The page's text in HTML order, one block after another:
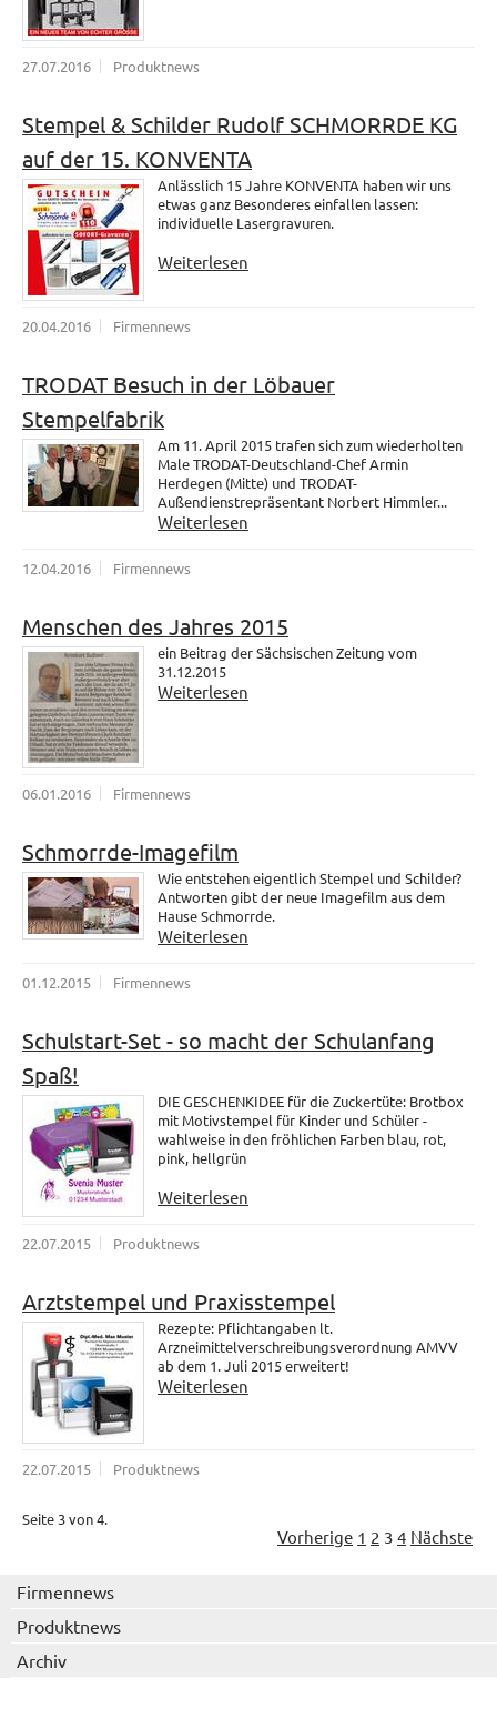
27.07.2016 Produktnews
Stempel & Schilder Rudolf SCHMORRDE KG
auf der 15. KONVENTA
Anlässlich 15 Jahre KONVENTA haben wir uns
etwas ganz Besonderes einfallen lassen:
individuelle Lasergravuren.
Weiterlesen
20.04.2016 Firmennews
TRODAT Besuch in der Löbauer
Stempelfabrik
Am 11. April 2015 trafen sich zum wiederholten
Male TRODAT-Deutschland-Chef Armin
Herdegen (Mitte) und TRODAT-
Außendienstrepräsentant Norbert Himmler...
Weiterlesen
12.04.2016 Firmennews
Menschen des Jahres 2015
ein Beitrag der Sächsischen Zeitung vom
31.12.2015
Weiterlesen
06.01.2016 Firmennews
Schmorrde-Imagefilm
Wie entstehen eigentlich Stempel und Schilder?
Antworten gibt der neue Imagefilm aus dem
Hause Schmorrde.
Weiterlesen
01.12.2015 Firmennews
Schulstart-Set - so macht der Schulanfang
Spaß!
DIE GESCHENKIDEE für die Zuckertüte: Brotbox
mit Motivstempel für Kinder und Schüler -
wahlweise in den fröhlichen Farben blau, rot,
pink, hellgrün
Weiterlesen
22.07.2015 Produktnews
Arztstempel und Praxisstempel
Rezepte: Pflichtangaben lt.
Arzneimittelverschreibungsverordnung AMVV
ab dem 1. Juli 2015 erweitert!
Weiterlesen
22.07.2015 Produktnews
Seite 3 von 4.
Vorherige 1 2 3 4 Nächste
Firmennews
Produktnews
Archiv